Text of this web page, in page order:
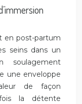
en post-partum
seins dans un
une enveloppe
de façon
la détente